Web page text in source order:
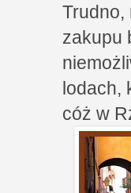
Trudno,
zakupu
lodach,
cóż w